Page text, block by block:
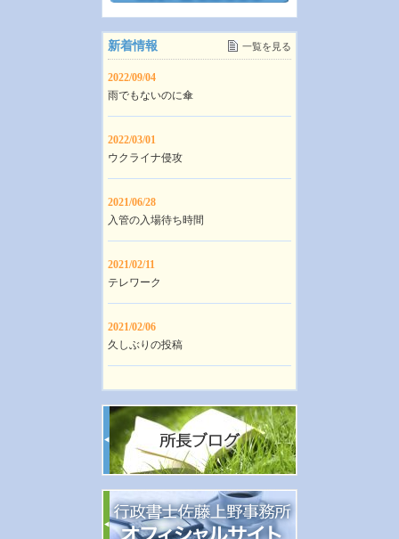
新着情報 一覧を見る
2022/09/04
雨でもないのに傘
2022/03/01
ウクライナ侵攻
2021/06/28
入管の入場待ち時間
2021/02/11
テレワーク
2021/02/06
久しぶりの投稿